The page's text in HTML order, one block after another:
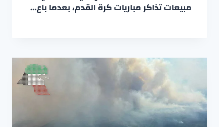
مبيعات تذاكر مباريات كرة القدم، بعدما باع…